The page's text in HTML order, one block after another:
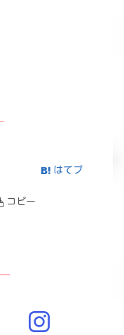
はてブ
コピー